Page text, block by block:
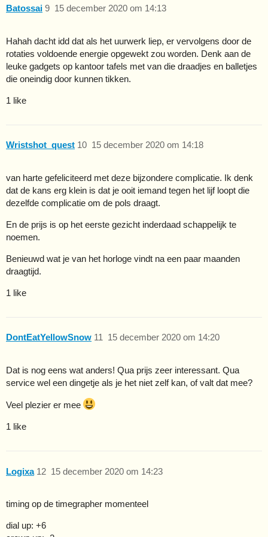
Batossai 15 december 2020 om 14:13
9
Hahah dacht idd dat als het uurwerk liep, er vervolgens door de
rotaties voldoende energie opgewekt zou worden. Denk aan de
leuke gadgets op kantoor tafels met van die draadjes en balletjes
die oneindig door kunnen tikken.
1 like
Wristshot_quest 15 december 2020 om 14:18
10
van harte gefeliciteerd met deze bijzondere complicatie. Ik denk
dat de kans erg klein is dat je ooit iemand tegen het lijf loopt die
dezelfde complicatie om de pols draagt.
En de prijs is op het eerste gezicht inderdaad schappelijk te
noemen.
Benieuwd wat je van het horloge vindt na een paar maanden
draagtijd.
1 like
DontEatYellowSnow 15 december 2020 om 14:20
11
Dat is nog eens wat anders! Qua prijs zeer interessant. Qua
service wel een dingetje als je het niet zelf kan, of valt dat mee?
Veel plezier er mee
1 like
Logixa 15 december 2020 om 14:23
12
timing op de timegrapher momenteel
dial up: +6